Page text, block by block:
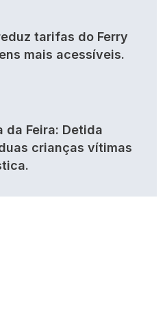
tarifas do Ferry
mais acessíveis.
da Feira: Detida
crianças vítimas